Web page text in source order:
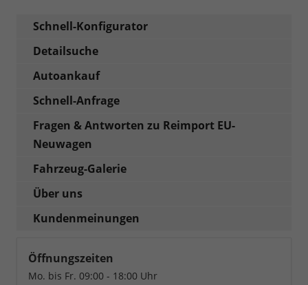
Schnell-Konfigurator
Detailsuche
Autoankauf
Schnell-Anfrage
Fragen & Antworten zu Reimport EU-
Neuwagen
Fahrzeug-Galerie
Über uns
Kundenmeinungen
Öffnungszeiten
Mo. bis Fr. 09:00 - 18:00 Uhr